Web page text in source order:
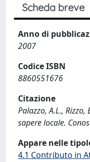
Scheda breve
Anno di
2007
Codice ISBN
8860551676
Citazione
Palazzo, A.L.,
sapere locale.
Appare nelle
4.1 Contributo in